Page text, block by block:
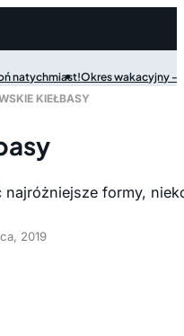
natychmiast!Okres wakacyjny -
KIEŁBASY
formy,
2019
Filter